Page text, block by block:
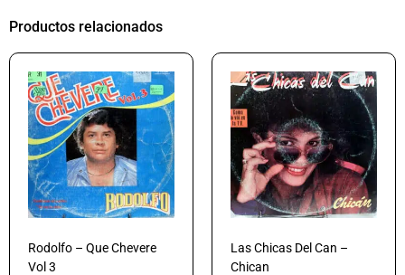
Productos relacionados
Rodolfo – Que Chevere
Vol 3
Las Chicas Del Can –
Chican